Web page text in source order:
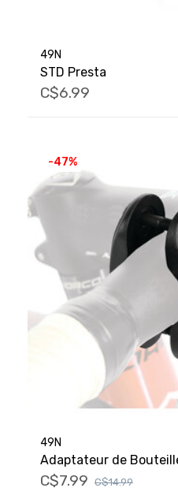
49N
STD Presta
C$6.99
-47%
49N
Adaptateur de
C$7.99 C$14.99